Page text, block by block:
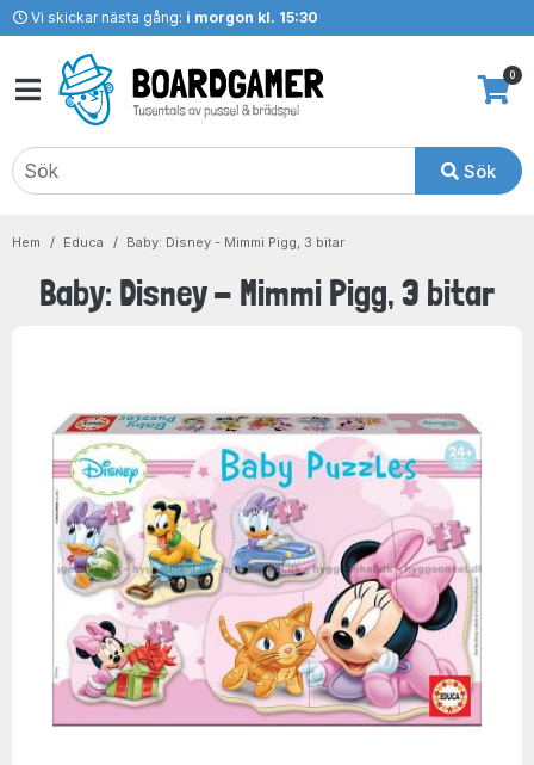
Vi skickar nästa gång: i morgon kl. 15:30
Sök
0
Hem Educa Baby: Disney - Mimmi Pigg, 3 bitar
Baby: Disney - Mimmi Pigg, 3 bitar